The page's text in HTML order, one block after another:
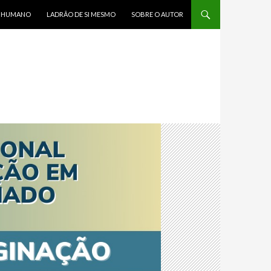
HUMANO LADRÃO DE SI MESMO SOBRE O AUTOR